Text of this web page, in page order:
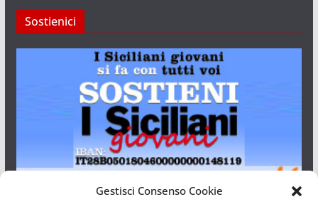
Gestisci Consenso Cookie
Sostienici